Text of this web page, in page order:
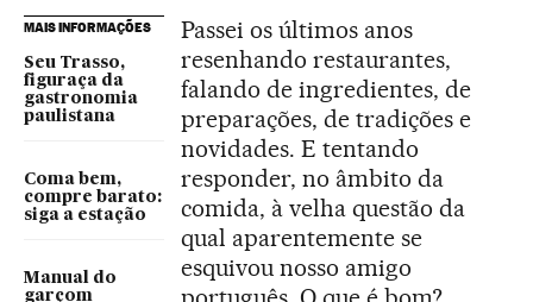
MAIS INFORMAÇÕES
Seu Trasso,
figuraça da
gastronomia
paulistana
Coma bem,
compre barato:
siga a estação
Manual do
garçom
Passei os últimos anos
resenhando restaurantes,
falando de ingredientes, de
preparações, de tradições e
novidades. E tentando
responder, no âmbito da
comida, à velha questão da
qual aparentemente se
esquivou nosso amigo